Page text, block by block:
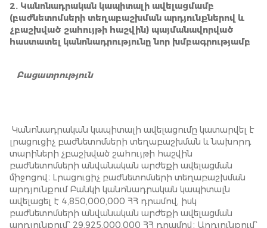
2. Կանոնադրական կապիտալի ավելացմամբ
(բաժնետոմսերի տեղաբաշխման արդյունքներով և
չբաշխված շահույթի հաշվին) պայմանավորված
հաստատել կանոնադրությունը նոր խմբագրությամբ
Բացատրություն
Կանոնադրական կապիտալի ավելացումը կատարվել է
լրացուցիչ բաժնետոմսերի տեղաբաշխման և նախորդ
տարիների չբաշխված շահույթի հաշվին
բաժնետոմսերի անվանական արժեքի ավելացման
միջոցով։ Lրացուցիչ բաժնետոմսերի տեղաբաշխման
արդյունքում Բանկի կանոնադրական կապիտալն
ավելացել է 4,850,000,000 ՀՀ դրամով, իսկ
բաժնետոմսերի անվանական արժեքի ավելացման
արդյունքում՝ 29,925,000,000 ՀՀ դրամով։ Արդյունքում՝